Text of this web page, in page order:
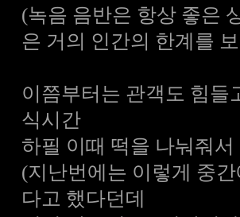
(녹음 음반은 항상 좋은
은 거의 인간의 한계를
이쯤부터는 관객도 힘들
식시간
하필 이때 떡을 나눠줘
(지난번에는 이렇게 중
다고 했다던데